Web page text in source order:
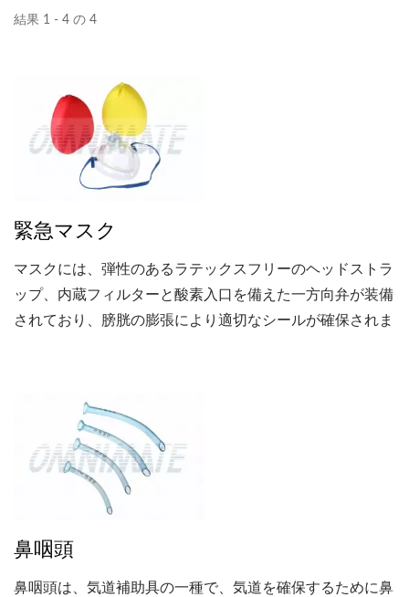
結果 1 - 4 の 4
緊急マスク
マスクには、弾性のあるラテックスフリーのヘッドストラ
ップ、内蔵フィルターと酸素入口を備えた一方向弁が装備
されており、膀胱の膨張により適切なシールが確保されま
鼻咽頭
鼻咽頭は、気道補助具の一種で、気道を確保するために鼻